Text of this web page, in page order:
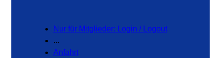
Nur für Mitglieder: Login / Logout
...
Anfahrt